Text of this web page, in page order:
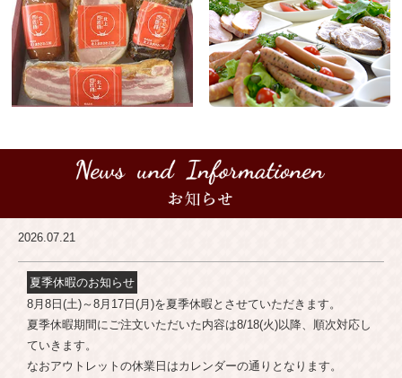
2026.07.21
夏季休暇のお知らせ
8月8日(土)～8月17日(月)を夏季休暇とさせていただきます。
夏季休暇期間にご注文いただいた内容は8/18(火)以降、順次対応し
ていきます。
なおアウトレットの休業日はカレンダーの通りとなります。